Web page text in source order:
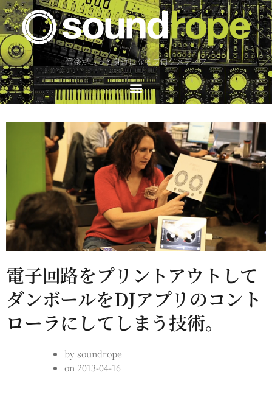
音楽がもっと身近になるブログメディア
電子回路をプリントアウトして
ダンボールをDJアプリのコント
ローラにしてしまう技術。
bysoundrope
on 2013-04-16